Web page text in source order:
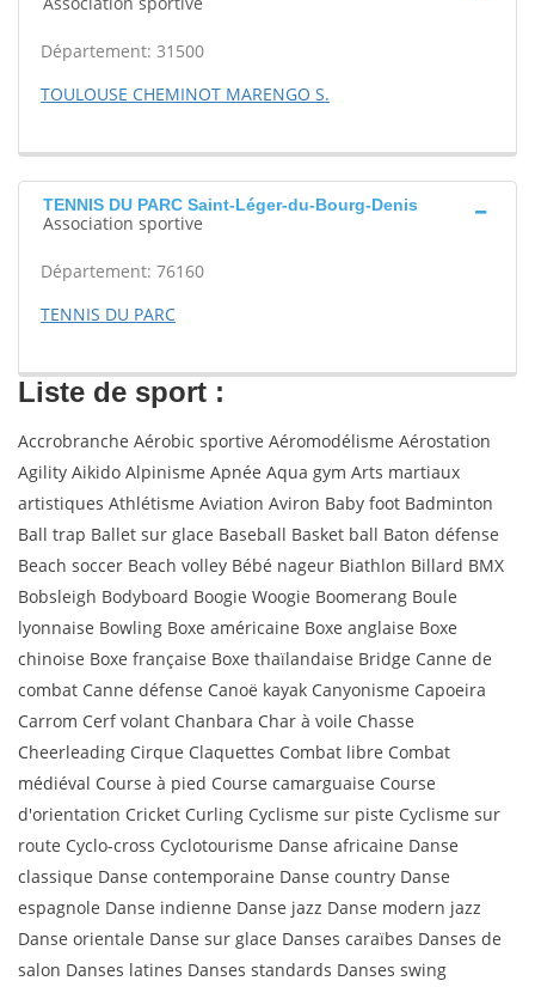
Département: 31500
TOULOUSE CHEMINOT MARENGO S.
TENNIS DU PARC Saint-Léger-du-Bourg-Denis
Association sportive
Département: 76160
TENNIS DU PARC
Liste de sport :
Accrobranche Aérobic sportive Aéromodélisme Aérostation
Agility Aikido Alpinisme Apnée Aqua gym Arts martiaux
artistiques Athlétisme Aviation Aviron Baby foot Badminton
Ball trap Ballet sur glace Baseball Basket ball Baton défense
Beach soccer Beach volley Bébé nageur Biathlon Billard BMX
Bobsleigh Bodyboard Boogie Woogie Boomerang Boule
lyonnaise Bowling Boxe américaine Boxe anglaise Boxe
chinoise Boxe française Boxe thaïlandaise Bridge Canne de
combat Canne défense Canoë kayak Canyonisme Capoeira
Carrom Cerf volant Chanbara Char à voile Chasse
Cheerleading Cirque Claquettes Combat libre Combat
médiéval Course à pied Course camarguaise Course
d'orientation Cricket Curling Cyclisme sur piste Cyclisme sur
route Cyclo-cross Cyclotourisme Danse africaine Danse
classique Danse contemporaine Danse country Danse
espagnole Danse indienne Danse jazz Danse modern jazz
Danse orientale Danse sur glace Danses caraïbes Danses de
salon Danses latines Danses standards Danses swing